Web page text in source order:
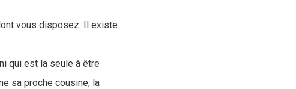
vous disposez. Il existe
qui est la seule à être
sa proche cousine, la